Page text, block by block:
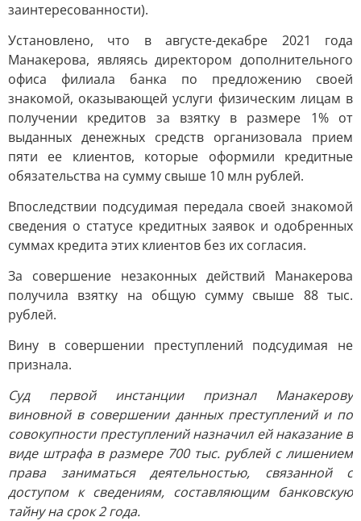
заинтересованности).
Установлено, что в августе-декабре 2021 года
Манакерова, являясь директором дополнительного
офиса филиала банка по предложению своей
знакомой, оказывающей услуги физическим лицам в
получении кредитов за взятку в размере 1% от
выданных денежных средств организовала прием
пяти ее клиентов, которые оформили кредитные
обязательства на сумму свыше 10 млн рублей.
Впоследствии подсудимая передала своей знакомой
сведения о статусе кредитных заявок и одобренных
суммах кредита этих клиентов без их согласия.
За совершение незаконных действий Манакерова
получила взятку на общую сумму свыше 88 тыс.
рублей.
Вину в совершении преступлений подсудимая не
признала.
Суд первой инстанции признал Манакерову
виновной в совершении данных преступлений и по
совокупности преступлений назначил ей наказание в
виде штрафа в размере 700 тыс. рублей с лишением
права заниматься деятельностью, связанной с
доступом к сведениям, составляющим банковскую
тайну на срок 2 года.